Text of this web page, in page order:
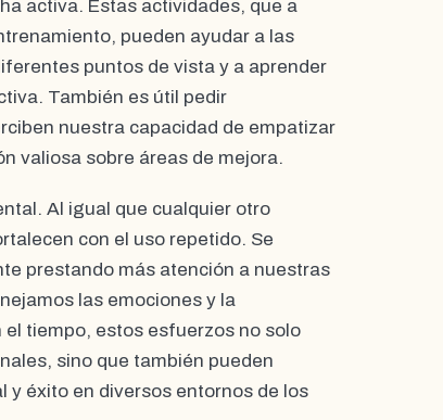
activa. Estas actividades, que a
pueden ayudar a las
puntos de vista y a aprender
También es útil pedir
nuestra capacidad de empatizar
valiosa sobre áreas de mejora.
Al igual que cualquier otro
con el uso repetido. Se
prestando más atención a nuestras
las emociones y la
tiempo, estos esfuerzos no solo
sino que también pueden
y éxito en diversos entornos de los